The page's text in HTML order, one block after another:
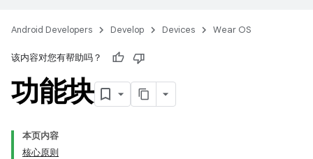
Android Developers Develop Devices Wear OS
该内容对您有帮助吗？
功能块
本页内容
核心原则